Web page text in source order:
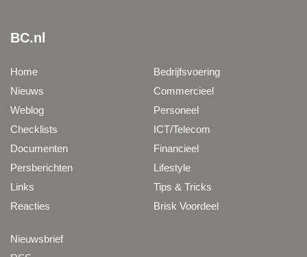
BC.nl
Home
Nieuws
Weblog
Checklists
Documenten
Persberichten
Links
Reacties
Bedrijfsvoering
Commercieel
Personeel
ICT/Telecom
Financieel
Lifestyle
Tips & Tricks
Brisk Voordeel
Nieuwsbrief